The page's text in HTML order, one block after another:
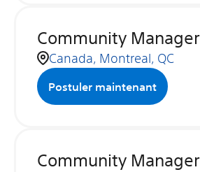
Community Manager
Canada, Montreal, QC
Postuler maintenant
Community Manager